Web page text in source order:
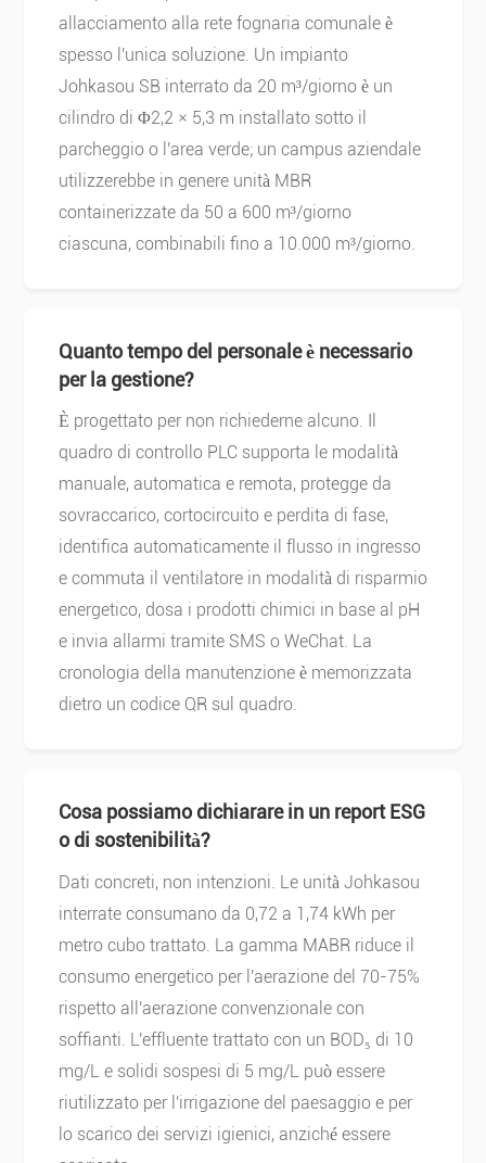
allacciamento alla rete fognaria comunale è
spesso l'unica soluzione. Un impianto
Johkasou SB interrato da 20 m³/giorno è un
cilindro di Φ2,2 × 5,3 m installato sotto il
parcheggio o l'area verde; un campus aziendale
utilizzerebbe in genere unità MBR
containerizzate da 50 a 600 m³/giorno
ciascuna, combinabili fino a 10.000 m³/giorno.
Quanto tempo del personale è necessario
per la gestione?
È progettato per non richiederne alcuno. Il
quadro di controllo PLC supporta le modalità
manuale, automatica e remota, protegge da
sovraccarico, cortocircuito e perdita di fase,
identifica automaticamente il flusso in ingresso
e commuta il ventilatore in modalità di risparmio
energetico, dosa i prodotti chimici in base al pH
e invia allarmi tramite SMS o WeChat. La
cronologia della manutenzione è memorizzata
dietro un codice QR sul quadro.
Cosa possiamo dichiarare in un report ESG
o di sostenibilità?
Dati concreti, non intenzioni. Le unità Johkasou
interrate consumano da 0,72 a 1,74 kWh per
metro cubo trattato. La gamma MABR riduce il
consumo energetico per l'aerazione del 70-75%
rispetto all'aerazione convenzionale con
soffianti. L'effluente trattato con un BOD₅ di 10
mg/L e solidi sospesi di 5 mg/L può essere
riutilizzato per l'irrigazione del paesaggio e per
lo scarico dei servizi igienici, anziché essere